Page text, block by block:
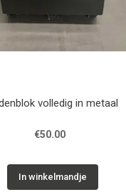
volledig in metaal
€50.00
In winkelmandje